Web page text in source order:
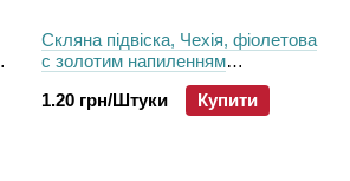
Скляна підвіска, Чехія, фіолетова
с золотим напиленням
(00030/14496), 4*6 мм
1.20 грн/Штуки
Купити